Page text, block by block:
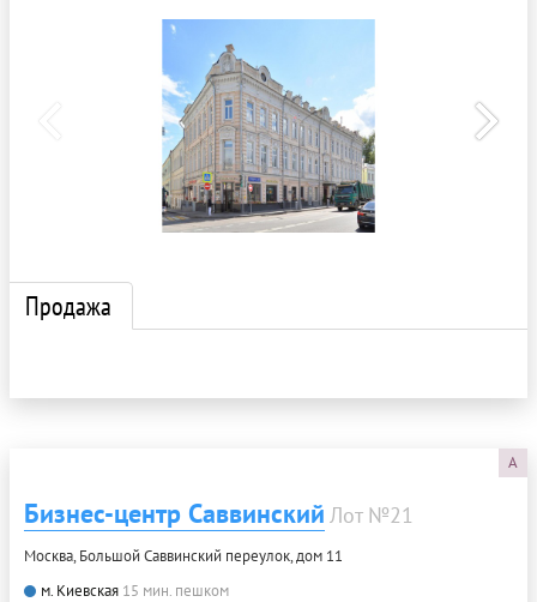
Продажа
A
Бизнес-центр Саввинский Лот №21
Москва, Большой Саввинский переулок, дом 11
м. Киевская 15 мин. пешком